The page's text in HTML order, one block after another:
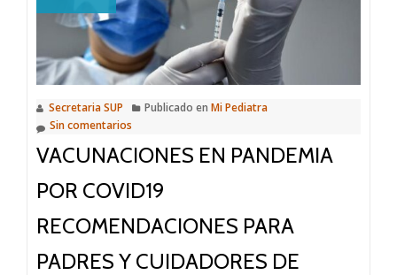
Secretaria SUP Publicado en Mi Pediatra
Sin comentarios
VACUNACIONES EN PANDEMIA
POR COVID19
RECOMENDACIONES PARA
PADRES Y CUIDADORES DE